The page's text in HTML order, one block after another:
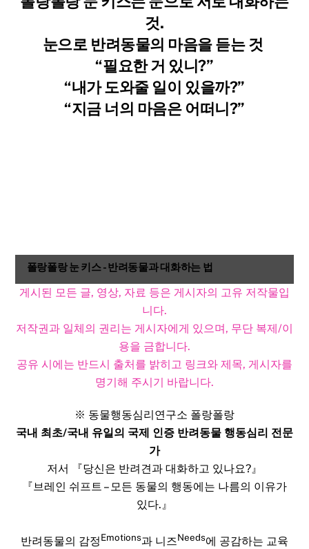
것.
눈으로 반려동물의 마음을 듣는 것 ​
“필요한 거 있니?”
“내가 도와줄 일이 있을까?”
“지금 너의 마음은 어떠니?”
폴랑폴랑 눈 키스 - 반려동물과 대화하는 법
게시된 모든 글, 영상, 자료 등은 게시자의 고유 저작물입
니다.
저작권과 일체의 권리는 게시자에게 있으며, 무단 복제/이
용을 금합니다.
공유 시에는 반드시 출처를 밝히고 링크와 제목, 게시자를
명기해 주시기 바랍니다.​
※ 동물행동심리연구소 폴랑폴랑
국내 최초/국내 유일의 국제 인증 반려동물 행동심리 전문
가
저서 『당신은 반려견과 대화하고 있나요?』
『브레인 쉬프트 – 모든 동물의 행동에는 나름의 이유가
있다.』
반려동물의 감정Emotions과 니즈Needs에 공감하는 교육